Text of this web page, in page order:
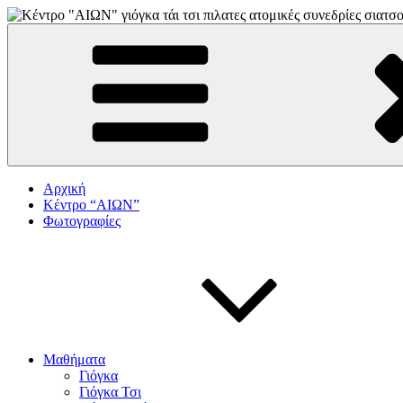
Skip
to
ΚΕΝΤΡΟ ΓΙΟΓΚΑ-ΠΙΛΑΤΕΣ-ΤΑΙ ΤΣΙ
Αρχική
Κέντρο “ΑΙΩΝ”
Φωτογραφίες
Μαθήματα
Γιόγκα
Γιόγκα Τσι